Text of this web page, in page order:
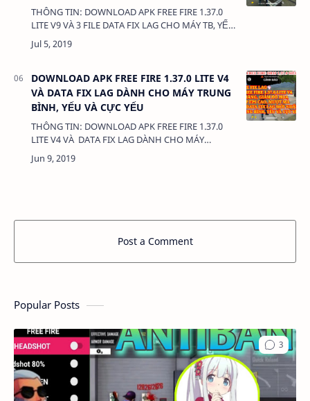
THÔNG TIN: DOWNLOAD APK FREE FIRE 1.37.0
LITE V9 VÀ 3 FILE DATA FIX LAG CHO MÁY TB, YẾU
VÀ CỰC YẾU DUNG LƯỢNG: 66MB LINK: - APK
FREE FIRE 1.37.0 L…
DOWNLOAD APK FREE FIRE 1.37.0 LITE V4
VÀ DATA FIX LAG DÀNH CHO MÁY TRUNG
BÌNH, YẾU VÀ CỰC YẾU
THÔNG TIN: DOWNLOAD APK FREE FIRE 1.37.0
LITE V4 VÀ DATA FIX LAG DÀNH CHO MÁY
TRUNG BÌNH, YẾU VÀ CỰC YẾU DUNG LƯỢNG:
Post a Comment
Popular Posts